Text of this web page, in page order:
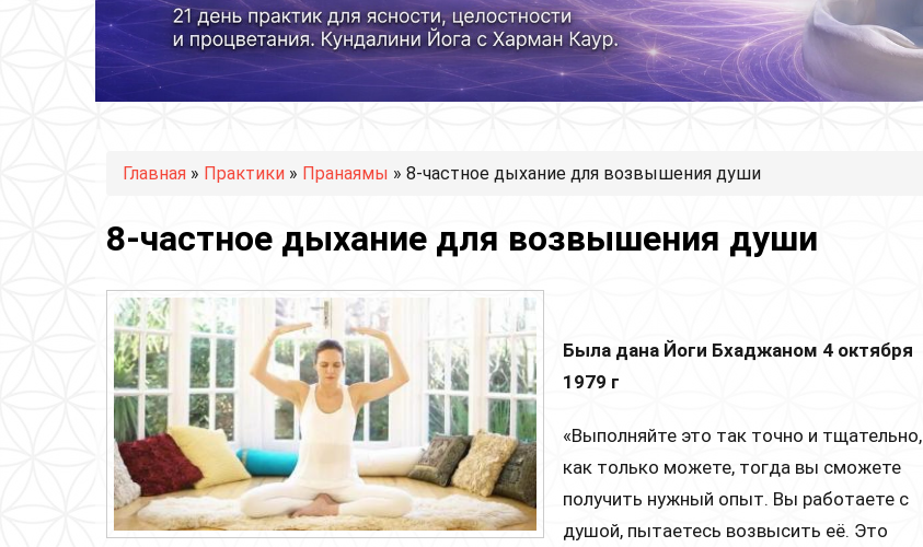
Вы здесь
Главная » Практики » Пранаямы » 8-частное дыхание для возвышения души
8-частное дыхание для возвышения души
Была дана Йоги Бхаджаном 4 октября
1979 г
«Выполняйте это так точно и тщательно,
как только можете, тогда вы сможете
получить нужный опыт. Вы работаете с
душой, пытаетесь возвысить её. Это